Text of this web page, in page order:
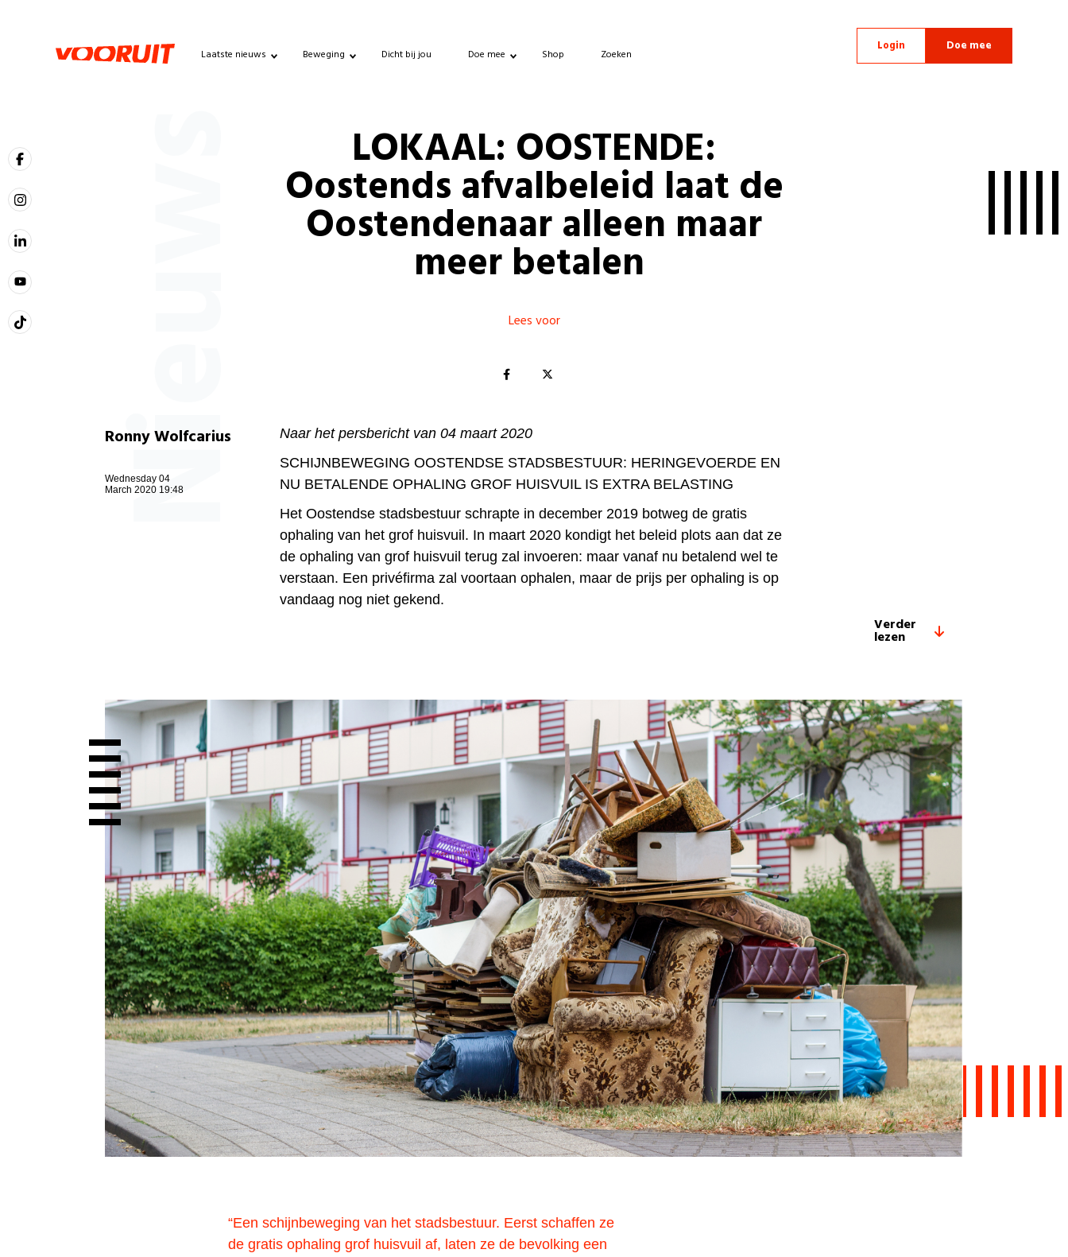
Laatste nieuws Beweging Dicht bij jou Doe mee Shop Zoeken
Login Doe mee
Nieuws LOKAAL: OOSTENDE:
Oostends afvalbeleid laat de
Oostendenaar alleen maar
meer betalen
Lees voor
Ronny Wolfcarius
Wednesday 04
March 2020 19:48
Naar het persbericht van 04 maart 2020
SCHIJNBEWEGING OOSTENDSE STADSBESTUUR: HERINGEVOERDE EN
NU BETALENDE OPHALING GROF HUISVUIL IS EXTRA BELASTING
Het Oostendse stadsbestuur schrapte in december 2019 botweg de gratis
ophaling van het grof huisvuil. In maart 2020 kondigt het beleid plots aan dat ze
de ophaling van grof huisvuil terug zal invoeren: maar vanaf nu betalend wel te
verstaan. Een privéfirma zal voortaan ophalen, maar de prijs per ophaling is op
vandaag nog niet gekend.
Verder
lezen
“Een schijnbeweging van het stadsbestuur. Eerst schaffen ze
de gratis ophaling grof huisvuil af, laten ze de bevolking een